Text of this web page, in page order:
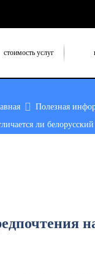
стоимость услуг
Полезная
ли